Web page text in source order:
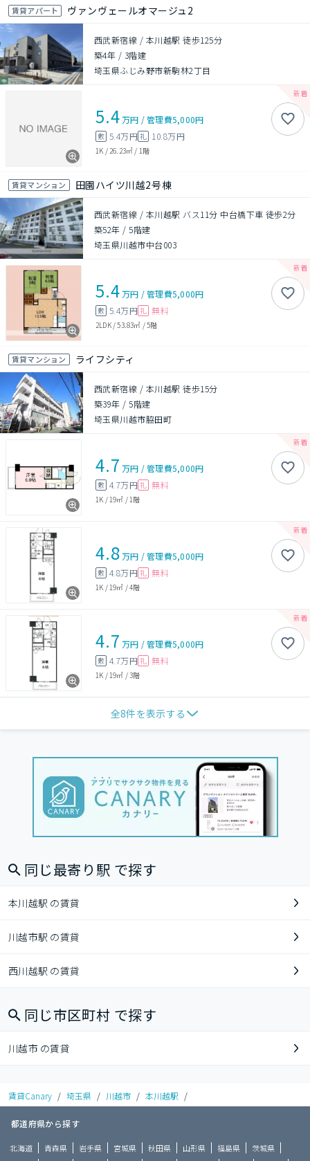
賃貸アパート ヴァンヴェールオマージュ2
西武新宿線 / 本川越駅 徒歩125分
築4年 / 3階建
埼玉県ふじみ野市新駒林2丁目
5.4万円 /管理費5,000円
敷 5.4万円礼 10.8万円
1K / 26.23㎡ / 1階
賃貸マンション 田園ハイツ川越2号棟
西武新宿線 / 本川越駅 バス11分 中台橋下車 徒歩2分
築52年 /5階建
埼玉県川越市中台003
5.4万円 /管理費5,000円
敷 5.4万円 礼 無料
2LDK/53.83㎡ /5階
賃貸マンション ライフシティ
西武新宿線 / 本川越駅 徒歩15分
築39年 /5階建
埼玉県川越市脇田町
4.7 万円 /管理費5,000円
敷 4.7万円 礼 無料
1K / 19㎡ / 1階
4.8万円 /管理費5,000円
敷 4.8万円 礼 無料
1K / 19㎡ /4階
4.7 万円 /管理費5,000円
敷 4.7万円 礼 無料
1K / 19㎡ /3階
全8件を表示する
同じ最寄り駅 で探す
本川越駅 の賃貸
川越市駅 の賃貸
西川越駅 の賃貸
同じ市区町村 で探す
川越市 の賃貸
賃貸Canary / 埼玉県 / 川越市 / 本川越駅 /
都道府県から探す
北海道 青森県 岩手県 宮城県 秋田県 山形県 福島県
茨城県